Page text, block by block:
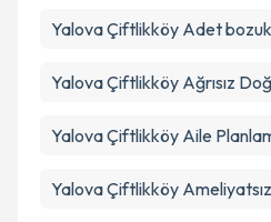
Yalova Çiftlikköy Adet
Yalova Çiftlikköy Ağrısız
Yalova Çiftlikköy Aile
Yalova Çiftlikköy